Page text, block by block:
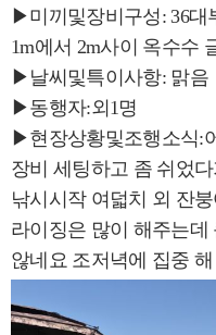
▶미끼및장비구성: 36대
1m에서 2m사이 옥수수
▶날씨및특이사항: 맑음
▶동행자:외1명
▶현장상황및조행소식:
장비 세팅하고 좀 쉬었
낚시시작 여덟치 외 잔
라이징은 많이 해주는데
않네요 조저녁에 집중